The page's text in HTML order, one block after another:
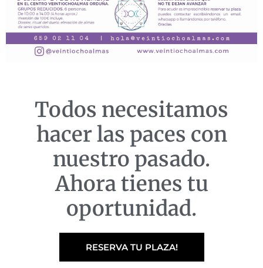
Todos necesitamos
hacer las paces con
nuestro pasado.
Ahora tienes tu
oportunidad.
RESERVA TU PLAZA!